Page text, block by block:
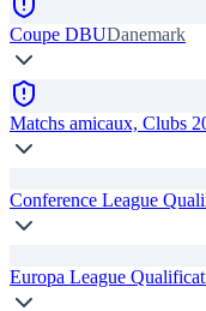
Coupe DBUDanemark
Matchs amicaux, Clubs
Conference League
Europa League